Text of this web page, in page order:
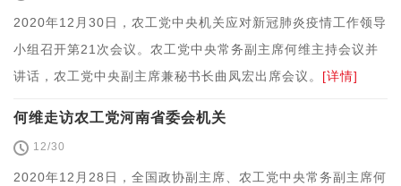
2020年12月30日，农工党中央机关应对新冠肺炎疫情工作领导
小组召开第21次会议。农工党中央常务副主席何维主持会议并
讲话，农工党中央副主席兼秘书长曲凤宏出席会议。 [详情]
何维走访农工党河南省委会机关
12/30
2020年12月28日，全国政协副主席、农工党中央常务副主席何